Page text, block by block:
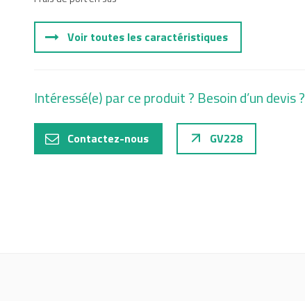
Voir toutes les caractéristiques
Intéressé(e) par ce produit ? Besoin d’un devis ?
Contactez-nous GV228